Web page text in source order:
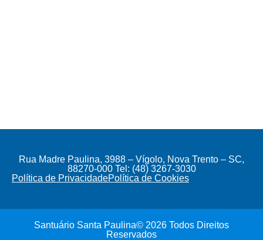
Rua Madre Paulina, 3988 – Vígolo, Nova Trento – SC,
88270-000 Tel: (48) 3267-3030
Política de PrivacidadePolítica de Cookies
Santuário Santa Paulina© 2026 Todos Direitos
Reservados